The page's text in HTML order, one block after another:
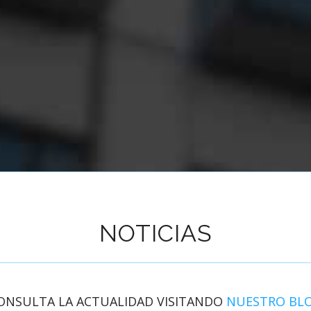
NOTICIAS
LA ACTUALIDAD VISITANDO NUESTRO